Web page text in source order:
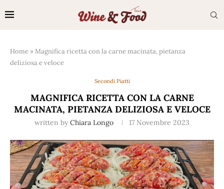
Home »Magnifica ricetta con la carne macinata, pietanza
deliziosa e veloce
Secondi Piatti
MAGNIFICA RICETTA CON LA CARNE
MACINATA, PIETANZA DELIZIOSA E VELOCE
written by Chiara Longo 17 Novembre 2023